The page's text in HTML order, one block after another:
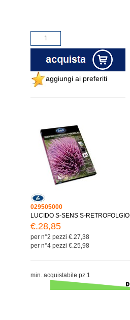
aggiungi ai preferiti
029505000
LUCIDO S-SENS S-RETROFOLGIO
€.28,85
per n°2 pezzi €.27,38
per n°4 pezzi €.25,98
min. acquistabile pz.1